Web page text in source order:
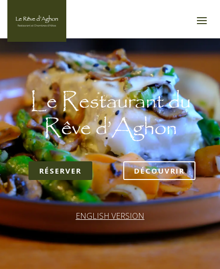
Le Restaurant du
Rêve d’Aghon
RÉSERVER DÉCOUVRIR
ENGLISH VERSION